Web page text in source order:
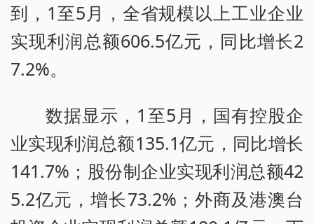
到，1至5月，全省规模以上工业企业
实现利润总额606.5亿元，同比增长2
7.2%。
数据显示，1至5月，国有控股企
业实现利润总额135.1亿元，同比增长
141.7%；股份制企业实现利润总额42
5.2亿元，增长73.2%；外商及港澳台